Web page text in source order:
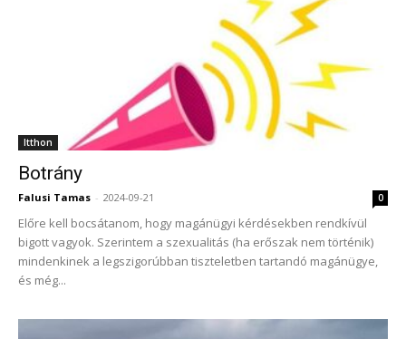
Itthon
Botrány
Falusi Tamas - 2024-09-21 0
Előre kell bocsátanom, hogy magánügyi kérdésekben rendkívül
bigott vagyok. Szerintem a szexualitás (ha erőszak nem történik)
mindenkinek a legszigorúbban tiszteletben tartandó magánügye,
és még...